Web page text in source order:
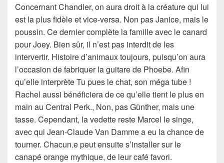
Concernant Chandler, on aura droit à la créature qui lui
est la plus fidèle et vice-versa. Non pas Janice, mais le
poussin. Ce dernier complète la famille avec le canard
pour Joey. Bien sûr, il n’est pas interdit de les
intervertir. Histoire d’animaux toujours, puisqu’on aura
l’occasion de fabriquer la guitare de Phoebe. Afin
qu’elle interprète Tu pues le chat, son méga tube !
Rachel aussi bénéficiera de ce qu’elle tient le plus en
main au Central Perk., Non, pas Günther, mais une
tasse. Cependant, la vedette reste Marcel le singe,
avec qui Jean-Claude Van Damme a eu la chance de
tourner. Chacun.e peut ensuite s’installer sur le
canapé orange mythique, de leur café favori.